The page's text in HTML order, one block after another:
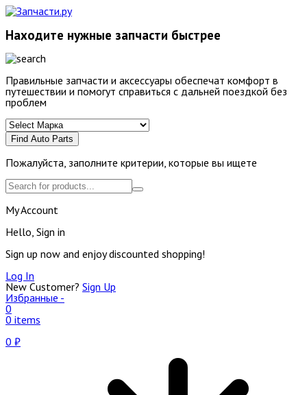
Находите нужные запчасти быстрее
Правильные запчасти и аксессуары обеспечат комфорт в
путешествии и помогут справиться с дальней поездкой без
проблем
Find Auto Parts
Пожалуйста, заполните критерии, которые вы ищете
My Account
Hello, Sign in
Sign up now and enjoy discounted shopping!
Log In
New Customer? Sign Up
Избранные -
0
0 items
0 ₽